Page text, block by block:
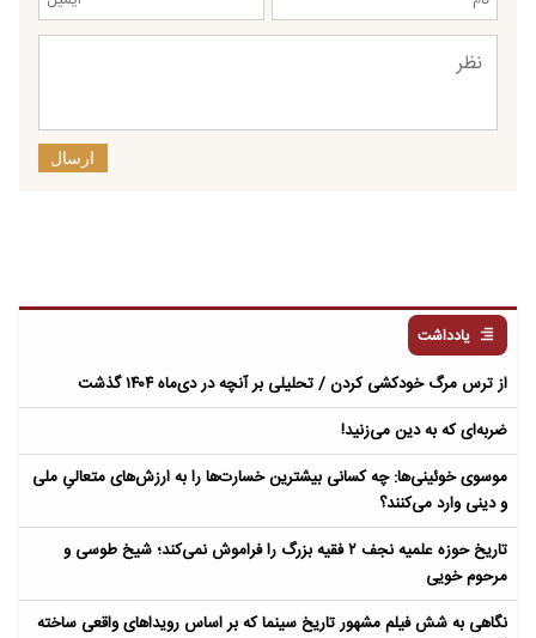
ارسال
یادداشت
از ترس مرگ خودکشی کردن / تحلیلی بر آنچه در دی‌ماه ۱۴۰۴ گذشت
ضربه‌ای که به دین می‌زنید!
موسوی خوئینی‌ها: چه کسانی بیشترین خسارت‌ها را به ارزش‌های متعالیِ ملی
و دینی وارد می‌کنند؟
تاریخ حوزه علمیه نجف ۲ فقیه بزرگ را فراموش نمی‌کند؛ شیخ طوسی و
مرحوم خویی
نگاهی به شش فیلم مشهور تاریخ سینما که بر اساس رویداهای واقعی ساخته